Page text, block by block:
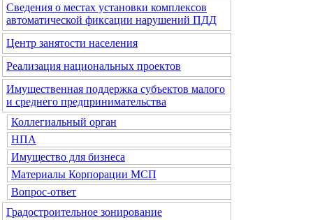
Сведения о местах установки комплексов
автоматической фиксации нарушений ПДД
Центр занятости населения
Реализация национальных проектов
Имущественная поддержка субъектов малого
и среднего предпринимательства
Коллегиальный орган
НПА
Имущество для бизнеса
Материалы Корпорации МСП
Вопрос-ответ
Градостроительное зонирование